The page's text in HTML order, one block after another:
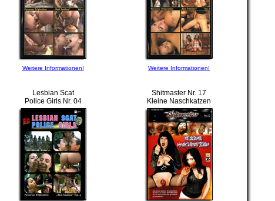
Weitere Informationen! Weitere Informationen!
Lesbian Scat
Police Girls Nr. 04
Shitmaster Nr. 17
Kleine Naschkatzen